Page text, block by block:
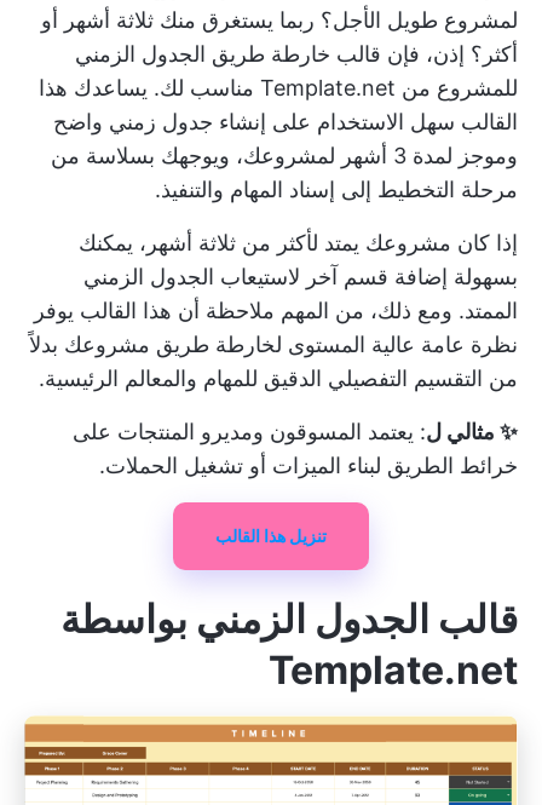
لمشروع طويل الأجل؟ ربما يستغرق منك ثلاثة أشهر أو
أكثر؟ إذن، فإن قالب خارطة طريق الجدول الزمني
للمشروع من Template.net مناسب لك. يساعدك هذا
القالب سهل الاستخدام على إنشاء جدول زمني واضح
وموجز لمدة 3 أشهر لمشروعك، ويوجهك بسلاسة من
مرحلة التخطيط إلى إسناد المهام والتنفيذ.
إذا كان مشروعك يمتد لأكثر من ثلاثة أشهر، يمكنك
بسهولة إضافة قسم آخر لاستيعاب الجدول الزمني
الممتد. ومع ذلك، من المهم ملاحظة أن هذا القالب يوفر
نظرة عامة عالية المستوى لخارطة طريق مشروعك بدلاً
من التقسيم التفصيلي الدقيق للمهام والمعالم الرئيسية.
✨ مثالي ل: يعتمد المسوقون ومديرو المنتجات على
خرائط الطريق لبناء الميزات أو تشغيل الحملات.
تنزيل هذا القالب
قالب الجدول الزمني بواسطة
Template.net